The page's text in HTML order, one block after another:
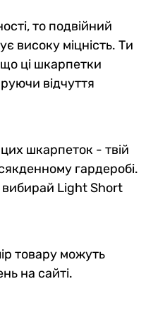
то подвійний
високу міцність. Ти
ці шкарпетки
відчуття
шкарпеток - твій
гардеробі.
вибирай Light Short
товару можуть
на сайті.